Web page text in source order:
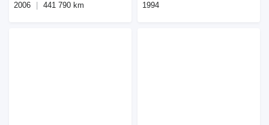
2006 441 790 km 1994